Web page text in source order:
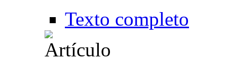
Texto completo